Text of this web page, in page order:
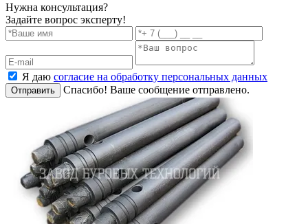
Нужна консультация?
Задайте вопрос эксперту!
Я даю согласие на обработку персональных данных
Отправить Спасибо! Ваше сообщение отправлено.